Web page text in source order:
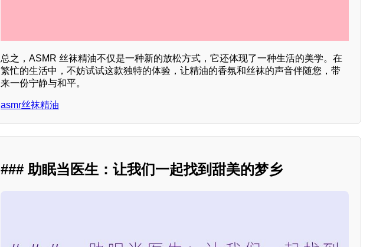
总之，ASMR 丝袜精油不仅是一种新的放松方式，它还体现了一种生活的美学。在
繁忙的生活中，不妨试试这款独特的体验，让精油的香氛和丝袜的声音伴随您，带
来一份宁静与和平。
asmr丝袜精油
### 助眠当医生：让我们一起找到甜美的梦乡